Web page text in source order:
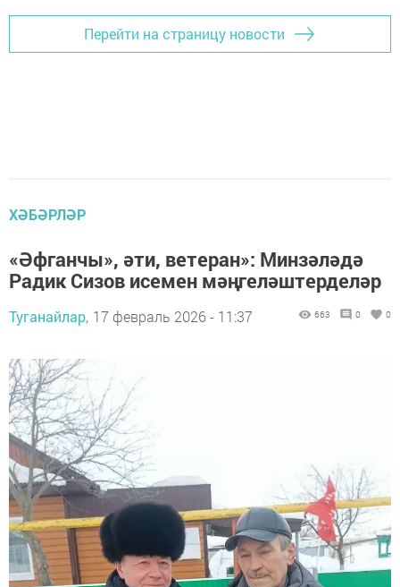
Перейти на страницу новости
ХӘБӘРЛӘР
«Әфганчы», әти, ветеран»: Минзәләдә
Радик Сизов исемен мәңгеләштерделәр
Туганайлар, 17 февраль 2026 - 11:37 663 0 0